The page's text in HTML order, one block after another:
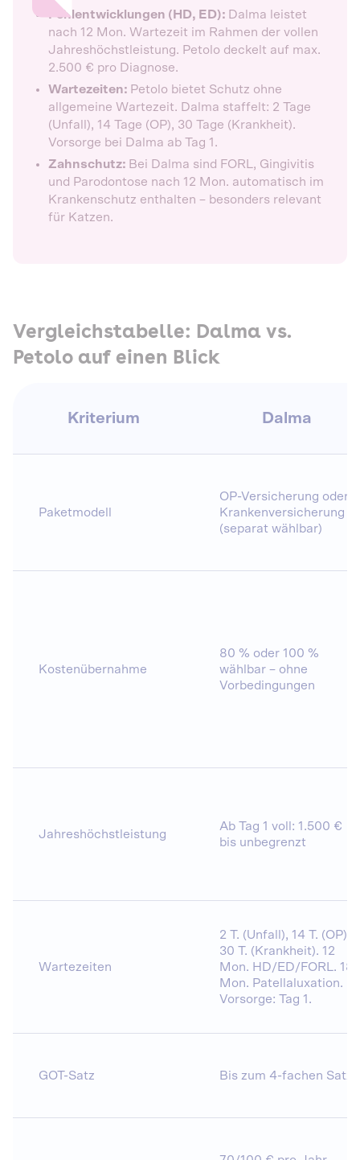
Fehlentwicklungen (HD, ED): Dalma leistet
nach 12 Mon. Wartezeit im Rahmen der vollen
Jahreshöchstleistung. Petolo deckelt auf max.
2.500 € pro Diagnose.
Wartezeiten: Petolo bietet Schutz ohne
allgemeine Wartezeit. Dalma staffelt: 2 Tage
(Unfall), 14 Tage (OP), 30 Tage (Krankheit).
Vorsorge bei Dalma ab Tag 1.
Zahnschutz: Bei Dalma sind FORL, Gingivitis
und Parodontose nach 12 Mon. automatisch im
Krankenschutz enthalten – besonders relevant
für Katzen.
Vergleichstabelle: Dalma vs.
Petolo auf einen Blick
Kriterium Dalma
Paketmodell
OP-Versicherung oder
Krankenversicherung
(separat wählbar)
Kostenübernahme
80 % oder 100 %
wählbar – ohne
Vorbedingungen
Jahreshöchstleistung
Ab Tag 1 voll: 1.500 €
bis unbegrenzt
Wartezeiten
2 T. (Unfall), 14 T. (OP),
30 T. (Krankheit). 12
Mon. HD/ED/FORL. 18
Mon. Patellaluxation.
Vorsorge: Tag 1.
GOT-Satz Bis zum 4-fachen Satz